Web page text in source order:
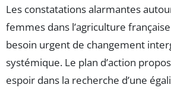
Les constatations alarmantes
femmes dans l’agriculture
besoin urgent de changement
systémique. Le plan d’action
espoir dans la recherche d’une